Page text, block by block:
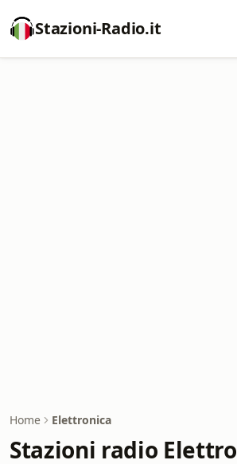
Stazioni-Radio.it
Home Elettronica
Stazioni radio